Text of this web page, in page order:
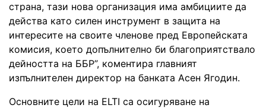
страна, тази нова организация има амбициите да
действа като силен инструмент в защита на
интересите на своите членове пред Европейската
комисия, което допълнително би благоприятствало
дейността на ББР”, коментира главният
изпълнителен директор на банката Асен Ягодин.
Основните цели на ELTI са осигуряване на